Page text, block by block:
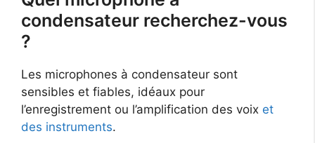
condensateur recherchez-vous
?
Les microphones à condensateur sont
sensibles et fiables, idéaux pour
l’enregistrement ou l’amplification des voix et
des instruments.